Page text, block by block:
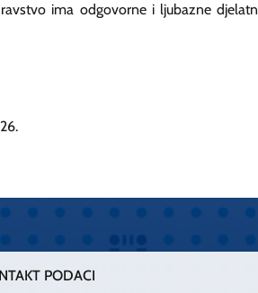
ima odgovorne i ljubazne
PODACI